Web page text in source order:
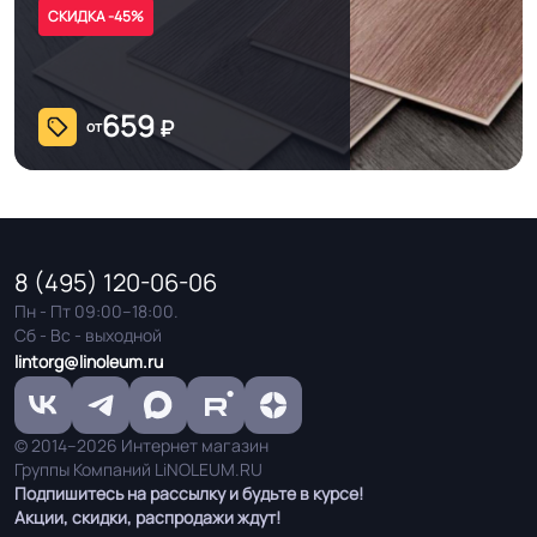
СКИДКА -45%
от659 ₽
Подпишитесь на рассылку и будьте в курсе!
Акции, скидки, распродажи ждут!
8 (495) 120-06-06
Пн - Пт 09:00–18:00.
Сб - Вс - выходной
lintorg@linoleum.ru
© 2014–2026 Интернет магазин
Группы Компаний LiNOLEUM.RU